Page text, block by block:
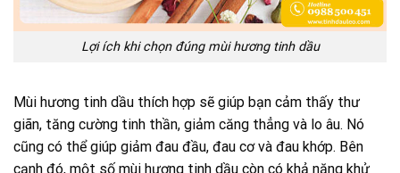
Lợi ích khi chọn đúng mùi hương tinh dầu
Mùi hương tinh dầu thích hợp sẽ giúp bạn cảm thấy thư
giãn, tăng cường tinh thần, giảm căng thẳng và lo âu. Nó
cũng có thể giúp giảm đau đầu, đau cơ và đau khớp. Bên
cạnh đó, một số mùi hương tinh dầu còn có khả năng khử